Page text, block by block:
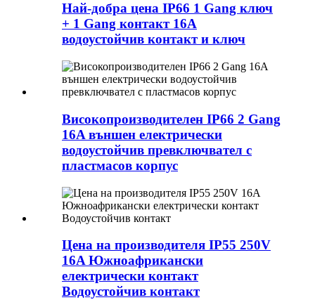
Най-добра цена IP66 1 Gang ключ
+ 1 Gang контакт 16A
водоустойчив контакт и ключ
Високопроизводителен IP66 2 Gang
16A външен електрически
водоустойчив превключвател с
пластмасов корпус
Цена на производителя IP55 250V
16A Южноафрикански
електрически контакт
Водоустойчив контакт